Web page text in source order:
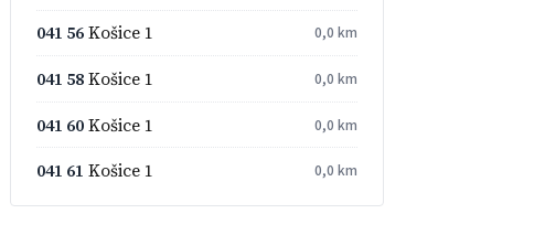
041 56Košice 1 0,0 km
041 58Košice 1 0,0 km
041 60Košice 1 0,0 km
041 61 Košice 1 0,0 km